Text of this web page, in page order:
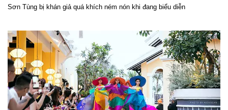
Sơn Tùng bị khán giả quá khích ném nón khi đang biểu diễn